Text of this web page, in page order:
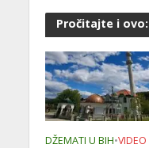
Pročitajte i ovo:
DŽEMATI U BIH•VIDEO